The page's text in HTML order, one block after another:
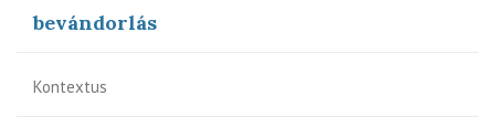
bevándorlás
Kontextus